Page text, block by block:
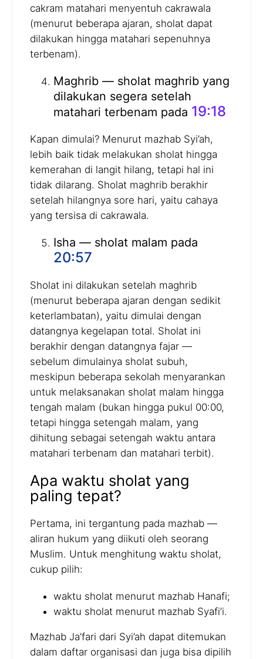
cakram matahari menyentuh cakrawala
(menurut beberapa ajaran, sholat dapat
dilakukan hingga matahari sepenuhnya
terbenam).
Maghrib — sholat maghrib yang
dilakukan segera setelah
matahari terbenam pada 19:18
Kapan dimulai? Menurut mazhab Syi’ah,
lebih baik tidak melakukan sholat hingga
kemerahan di langit hilang, tetapi hal ini
tidak dilarang. Sholat maghrib berakhir
setelah hilangnya sore hari, yaitu cahaya
yang tersisa di cakrawala.
Isha — sholat malam pada
20:57
Sholat ini dilakukan setelah maghrib
(menurut beberapa ajaran dengan sedikit
keterlambatan), yaitu dimulai dengan
datangnya kegelapan total. Sholat ini
berakhir dengan datangnya fajar —
sebelum dimulainya sholat subuh,
meskipun beberapa sekolah menyarankan
untuk melaksanakan sholat malam hingga
tengah malam (bukan hingga pukul 00:00,
tetapi hingga setengah malam, yang
dihitung sebagai setengah waktu antara
matahari terbenam dan matahari terbit).
Apa waktu sholat yang
paling tepat?
Pertama, ini tergantung pada mazhab —
aliran hukum yang diikuti oleh seorang
Muslim. Untuk menghitung waktu sholat,
cukup pilih:
waktu sholat menurut mazhab Hanafi;
waktu sholat menurut mazhab Syafi’i.
Mazhab Ja’fari dari Syi’ah dapat ditemukan
dalam daftar organisasi dan juga bisa dipilih